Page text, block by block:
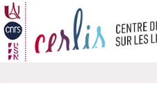
Passer
au
contenu